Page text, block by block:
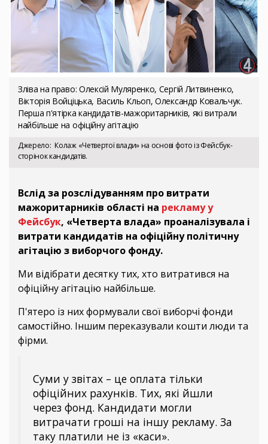
Зліва на право: Олексій Муляренко, Сергій Литвиненко,
Вікторія Войціцька, Василь Кльоп, Олександр Ковальчук.
Перша п'ятірка кандидатів-мажоритарників, які витрали
найбільше на офіційну агітацію
Джерело Колаж «Четвертої влади» на основі фото із Фейсбук-
сторінок кандидатів.
Вслід за розслідуванням про витрати
мажоритарників області на рекламу у
Фейсбук, «Четверта влада» проаналізувала і
витрати кандидатів на офіційну політичну
агітацію з виборчого фонду.
Ми відібрати десятку тих, хто витратився на
офіційну агітацію найбільше.
П'ятеро із них формували свої виборчі фонди
самостійно. Іншим переказували кошти люди та
фірми.
Суми у звітах – це оплата тільки
офіційних рахунків. Тих, які йшли
через фонд. Кандидати могли
витрачати гроші на іншу рекламу. За
таку платили не із «каси».